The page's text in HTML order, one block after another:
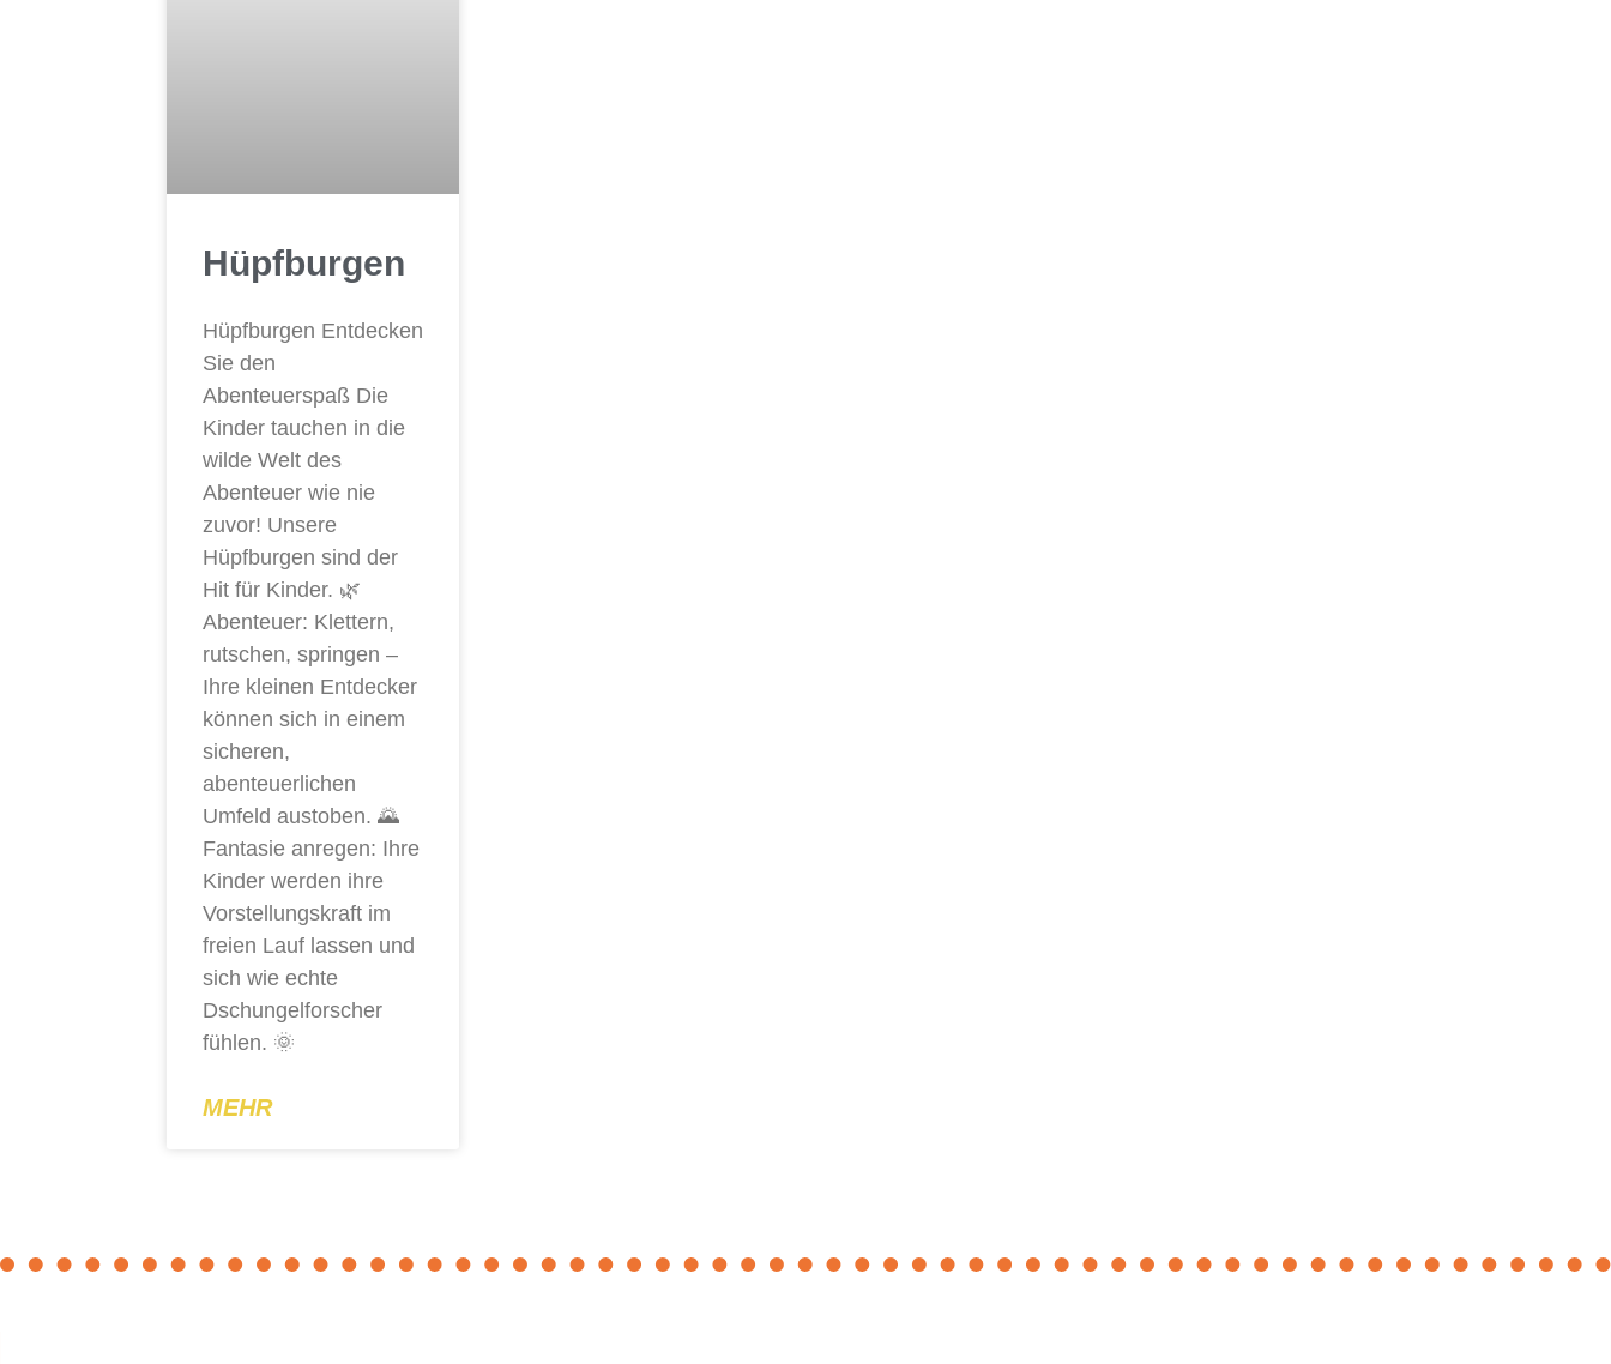
Hüpfburgen
Hüpfburgen Entdecken
Sie den
Abenteuerspaß Die
Kinder tauchen in die
wilde Welt des
Abenteuer wie nie
zuvor! Unsere
Hüpfburgen sind der
Hit für Kinder. 🌿
Abenteuer: Klettern,
rutschen, springen –
Ihre kleinen Entdecker
können sich in einem
sicheren,
abenteuerlichen
Umfeld austoben. 🌄
Fantasie anregen: Ihre
Kinder werden ihre
Vorstellungskraft im
freien Lauf lassen und
sich wie echte
Dschungelforscher
fühlen. 🌞
MEHR